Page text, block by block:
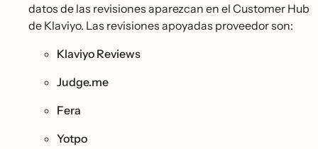
datos de las revisiones aparezcan en el Customer Hub
de Klaviyo. Las revisiones apoyadas proveedor son:
Klaviyo Reviews
Judge.me
Fera
Yotpo